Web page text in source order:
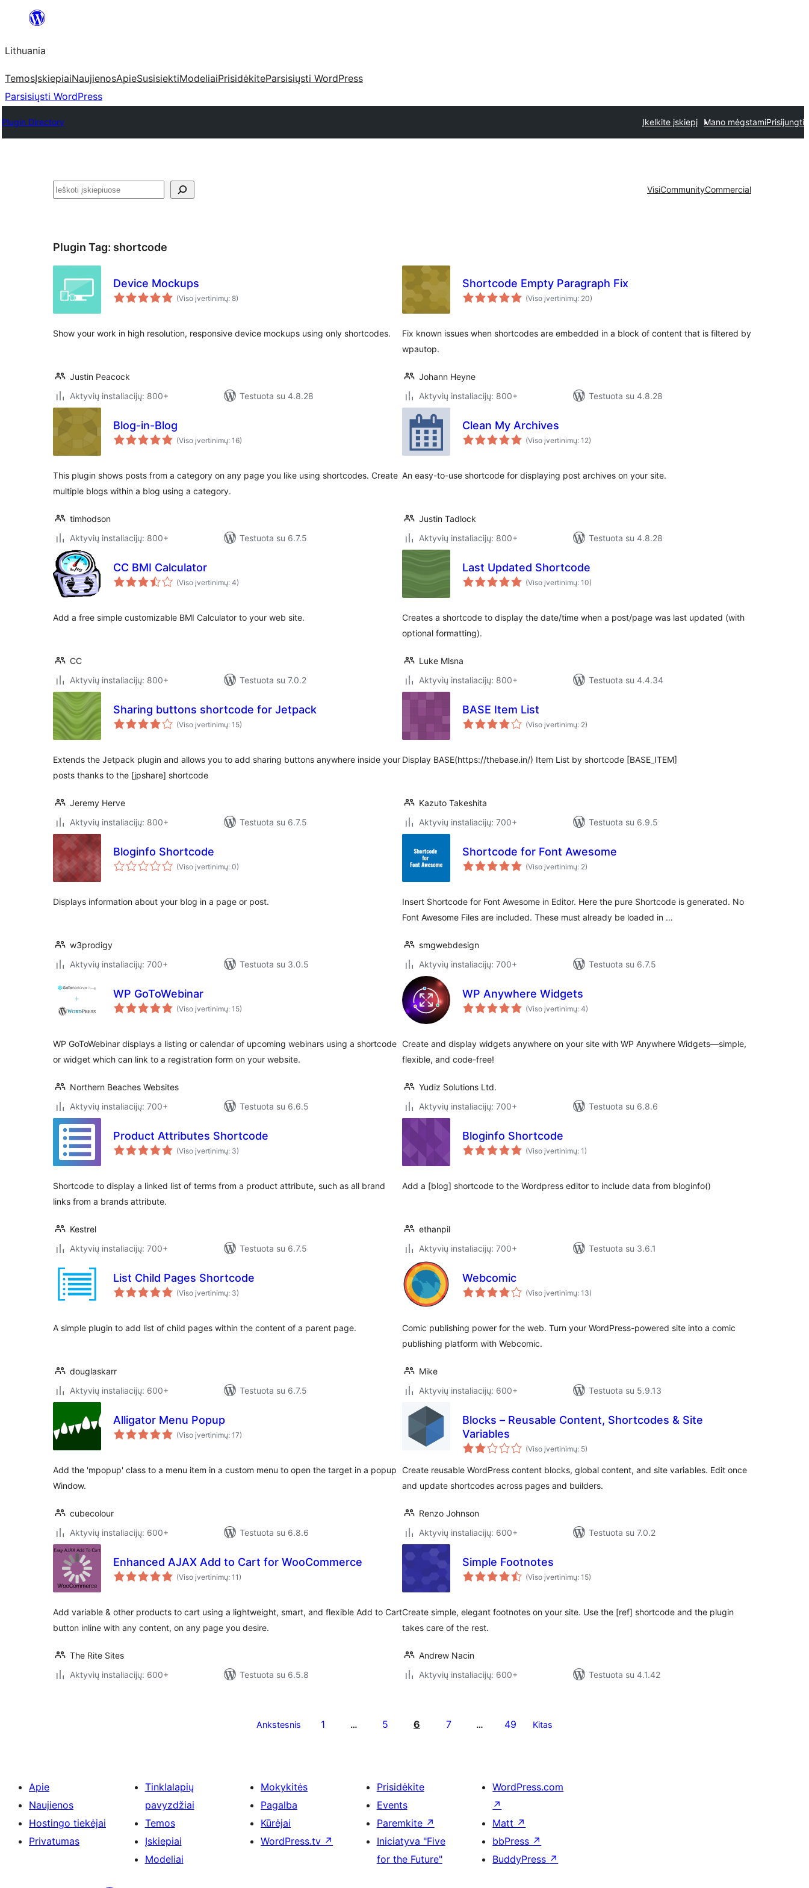
turinio
Lithuania
TemosĮskiepiaiNaujienosApieSusisiektiModeliaiPrisidėkiteParsisiųsti WordPress
Parsisiųsti WordPress
Plugin Directory Įkelkite įskiepį Mano mėgstamiPrisijungti
Paieška VisiCommunityCommercial
Plugin Tag: shortcode
Device Mockups
(Viso įvertinimų: 8)
Show your work in high resolution, responsive device mockups using only shortcodes.
Justin Peacock
Aktyvių instaliacijų: 800+
Testuota su 4.8.28
Shortcode Empty Paragraph Fix
(Viso įvertinimų: 20)
Fix known issues when shortcodes are embedded in a block of content that is filtered by
wpautop.
Johann Heyne
Aktyvių instaliacijų: 800+
Testuota su 4.8.28
Blog-in-Blog
(Viso įvertinimų: 16)
This plugin shows posts from a category on any page you like using shortcodes. Create
multiple blogs within a blog using a category.
timhodson
Aktyvių instaliacijų: 800+
Testuota su 6.7.5
Clean My Archives
(Viso įvertinimų: 12)
An easy-to-use shortcode for displaying post archives on your site.
Justin Tadlock
Aktyvių instaliacijų: 800+
Testuota su 4.8.28
CC BMI Calculator
(Viso įvertinimų: 4)
Add a free simple customizable BMI Calculator to your web site.
CC
Aktyvių instaliacijų: 800+
Testuota su 7.0.2
Last Updated Shortcode
(Viso įvertinimų: 10)
Creates a shortcode to display the date/time when a post/page was last updated (with
optional formatting).
Luke Mlsna
Aktyvių instaliacijų: 800+
Testuota su 4.4.34
Sharing buttons shortcode for Jetpack
(Viso įvertinimų: 15)
Extends the Jetpack plugin and allows you to add sharing buttons anywhere inside your
posts thanks to the [jpshare] shortcode
Jeremy Herve
Aktyvių instaliacijų: 800+
Testuota su 6.7.5
BASE Item List
(Viso įvertinimų: 2)
Display BASE(https://thebase.in/) Item List by shortcode [BASE_ITEM]
Kazuto Takeshita
Aktyvių instaliacijų: 700+
Testuota su 6.9.5
Bloginfo Shortcode
(Viso įvertinimų: 0)
Displays information about your blog in a page or post.
w3prodigy
Aktyvių instaliacijų: 700+
Testuota su 3.0.5
Shortcode for Font Awesome
(Viso įvertinimų: 2)
Insert Shortcode for Font Awesome in Editor. Here the pure Shortcode is generated. No
Font Awesome Files are included. These must already be loaded in …
smgwebdesign
Aktyvių instaliacijų: 700+
Testuota su 6.7.5
WP GoToWebinar
(Viso įvertinimų: 15)
WP GoToWebinar displays a listing or calendar of upcoming webinars using a shortcode
or widget which can link to a registration form on your website.
Northern Beaches Websites
Aktyvių instaliacijų: 700+
Testuota su 6.6.5
WP Anywhere Widgets
(Viso įvertinimų: 4)
Create and display widgets anywhere on your site with WP Anywhere Widgets—simple,
flexible, and code-free!
Yudiz Solutions Ltd.
Aktyvių instaliacijų: 700+
Testuota su 6.8.6
Product Attributes Shortcode
(Viso įvertinimų: 3)
Shortcode to display a linked list of terms from a product attribute, such as all brand
links from a brands attribute.
Kestrel
Aktyvių instaliacijų: 700+
Testuota su 6.7.5
Bloginfo Shortcode
(Viso įvertinimų: 1)
Add a [blog] shortcode to the Wordpress editor to include data from bloginfo()
ethanpil
Aktyvių instaliacijų: 700+
Testuota su 3.6.1
List Child Pages Shortcode
(Viso įvertinimų: 3)
A simple plugin to add list of child pages within the content of a parent page.
douglaskarr
Aktyvių instaliacijų: 600+
Testuota su 6.7.5
Webcomic
(Viso įvertinimų: 13)
Comic publishing power for the web. Turn your WordPress-powered site into a comic
publishing platform with Webcomic.
Mike
Aktyvių instaliacijų: 600+
Testuota su 5.9.13
Alligator Menu Popup
(Viso įvertinimų: 17)
Add the 'mpopup' class to a menu item in a custom menu to open the target in a popup
Window.
cubecolour
Aktyvių instaliacijų: 600+
Testuota su 6.8.6
Blocks – Reusable Content, Shortcodes & Site
Variables
(Viso įvertinimų: 5)
Create reusable WordPress content blocks, global content, and site variables. Edit once
and update shortcodes across pages and builders.
Renzo Johnson
Aktyvių instaliacijų: 600+
Testuota su 7.0.2
Enhanced AJAX Add to Cart for WooCommerce
(Viso įvertinimų: 11)
Add variable & other products to cart using a lightweight, smart, and flexible Add to Cart
button inline with any content, on any page you desire.
The Rite Sites
Aktyvių instaliacijų: 600+
Testuota su 6.5.8
Simple Footnotes
(Viso įvertinimų: 15)
Create simple, elegant footnotes on your site. Use the [ref] shortcode and the plugin
takes care of the rest.
Andrew Nacin
Aktyvių instaliacijų: 600+
Testuota su 4.1.42
Ankstesnis 1 … 5 6 7 … 49 Kitas
Apie
Naujienos
Hostingo tiekėjai
Privatumas
Tinklalapių
pavyzdžiai
Temos
Įskiepiai
Modeliai
Mokykitės
Pagalba
Kūrėjai
WordPress.tv ↗
Prisidėkite
Events
Paremkite ↗
Iniciatyva "Five
for the Future"
WordPress.com
↗
Matt ↗
bbPress ↗
BuddyPress ↗